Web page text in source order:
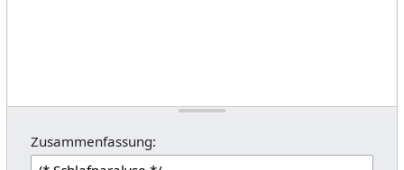
Zusammenfassung: